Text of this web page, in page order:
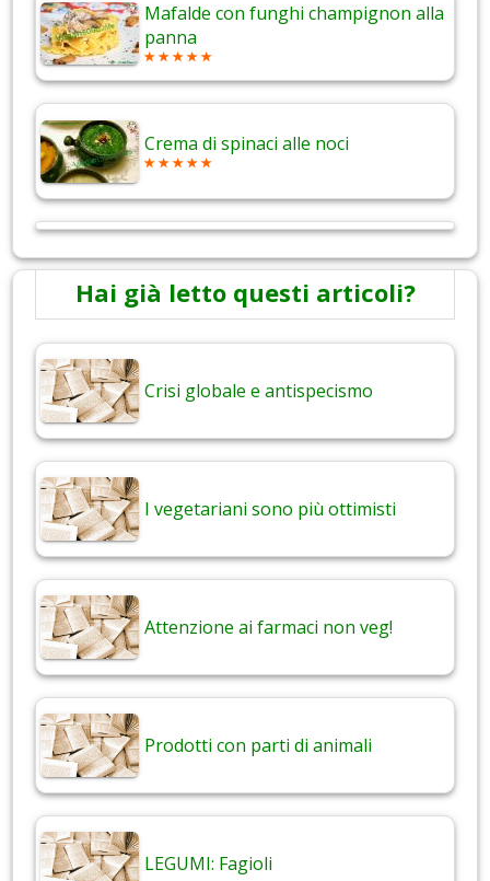
Mafalde con funghi champignon alla
panna
Crema di spinaci alle noci
Hai già letto questi articoli?
Crisi globale e antispecismo
I vegetariani sono più ottimisti
Attenzione ai farmaci non veg!
Prodotti con parti di animali
LEGUMI: Fagioli